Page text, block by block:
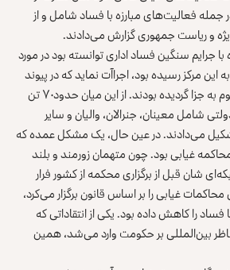
در جمله فعالیت‌های مبارزه با فساد شامل و از
و ریاست جمهوری گزارش می‌دادند.
جرایم سنگین فساد اداری توانسته بود در مورد
مرکز رسیده بود، اجراآت نماید که در پیوند
به آن بیشتر از ۲۰۰ تن محکوم به جزا گردیده بودند. از این میان حدود۷۰ تن
شامل معینان، جنرالان، والیان و سایر
می‌دادند. در عین حال، یک مشکل عمده که
غیابی بود. چون متهمان زورمند و بلند
شان قبل از برگزاری محکمه از کشور فرار
غیابی را بر اساس قانون برگزار می‌کرد،
فساد را کاهش داده بود. یکی از انتقاداتی که
بین‌المللی بر حکومت وارد می‌شد، همین